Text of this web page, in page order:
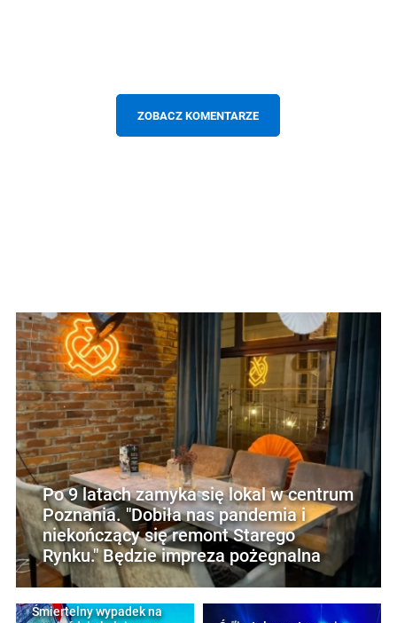
ZOBACZ KOMENTARZE
Po 9 latach zamyka się lokal w centrum
Poznania. "Dobiła nas pandemia i
niekończący się remont Starego
Rynku." Będzie impreza pożegnalna
Śmiertelny wypadek na